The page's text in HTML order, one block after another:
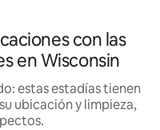
con las
en Wisconsin
estas estadías tienen
ubicación y limpieza,